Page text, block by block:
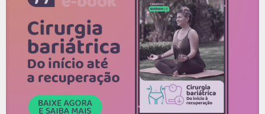
Educação financeira
Aprenda a fazer sua planilha de gastos
Cirurgia e procedimentos estéticos
Dia Mundial do Dentista: curiosidades e formas de pagar
pelo sorriso perfeito